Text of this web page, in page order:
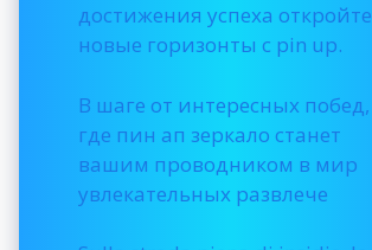
достижения успеха откройте
новые горизонты с pin up.
В шаге от интересных побед,
где пин ап зеркало станет
вашим проводником в мир
увлекательных развлече